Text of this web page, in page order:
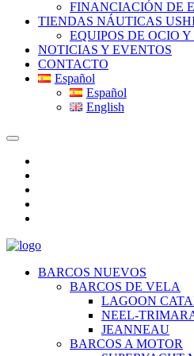
FINANCIACIÓN DE
TIENDAS NÁUTICAS
EQUIPOS DE OCIO
NOTICIAS Y EVENTOS
CONTACTO
Español
Español
English
BARCOS NUEVOS
BARCOS DE VELA
LAGOON
NEEL-
JEANNEAU
BARCOS A MOTOR